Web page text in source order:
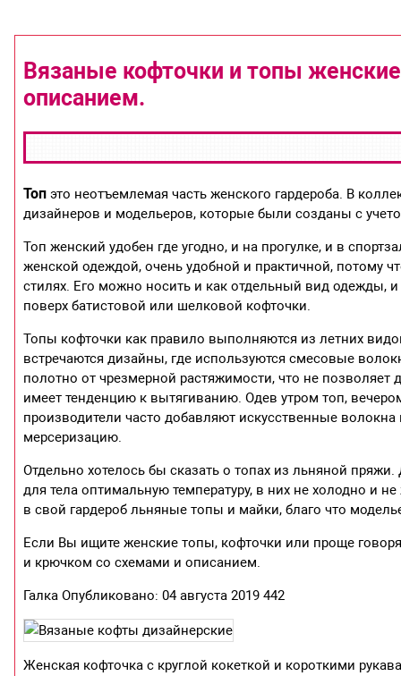
Вязаные кофточки и топы
описанием.
Топ это неотъемлемая часть женского гардероба. В
дизайнеров и модельеров, которые были созданы с
Топ женский удобен где угодно, и на прогулке, и в
женской одеждой, очень удобной и практичной, потому
стилях. Его можно носить и как отдельный вид одежды,
поверх батистовой или шелковой кофточки.
Топы кофточки как правило выполняются из летних
встречаются дизайны, где используются смесовые
полотно от чрезмерной растяжимости, что не
имеет тенденцию к вытягиванию. Одев утром топ,
производители часто добавляют искусственные
мерсеризацию.
Отдельно хотелось бы сказать о топах из льняной
для тела оптимальную температуру, в них не холодно и
в свой гардероб льняные топы и майки, благо что
Если Вы ищите женские топы, кофточки или проще
и крючком со схемами и описанием.
Галка Опубликовано: 04 августа 2019 442
Женская кофточка с круглой кокеткой и короткими